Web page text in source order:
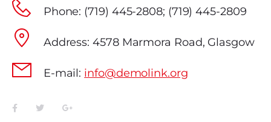
KontaktPhone: (719) 445-2808; (719) 445-2809
Address: 4578 Marmora Road, Glasgow
E-mail: info@demolink.org